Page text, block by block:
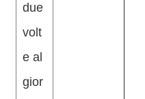
due
volt
e al
gior